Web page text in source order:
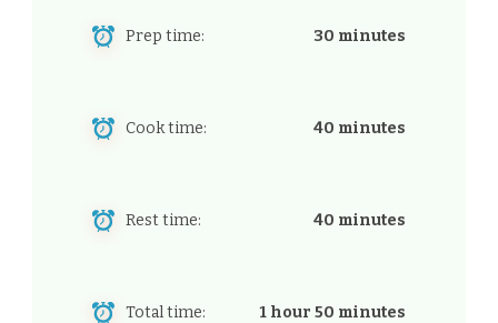
Prep time: 30 minutes
Cook time: 40 minutes
Rest time: 40 minutes
Total time: 1 hour 50 minutes